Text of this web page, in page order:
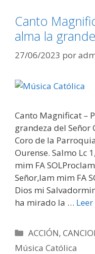
Canto
alma la
27/06/2023 por
Canto Magnificat –
grandeza del
Coro de la
Ourense. Salmo Lc
mim FA
Señor,lam mim FA
Dios mi
ha mirado la …
Categorías
ACCIÓN,
Música Católica